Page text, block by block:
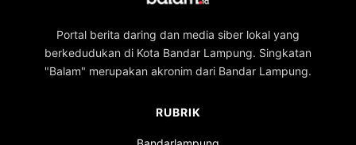
Portal berita daring dan media siber lokal yang
berkedudukan di Kota Bandar Lampung. Singkatan
"Balam" merupakan akronim dari Bandar Lampung.
RUBRIK